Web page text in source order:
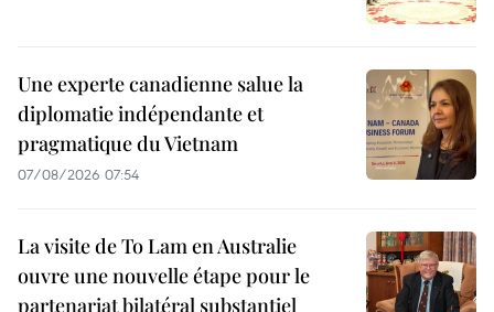
Une experte canadienne salue la
diplomatie indépendante et
pragmatique du Vietnam
07/08/2026 07:54
La visite de To Lam en Australie
ouvre une nouvelle étape pour le
partenariat bilatéral substantiel